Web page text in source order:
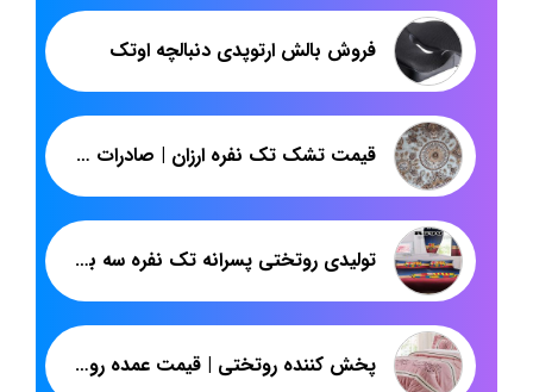
فروش بالش ارتوپدی دنبالچه اوتک
قیمت تشک تک نفره ارزان | صادرات تشک مسافرتی سبک | پاندا
تولیدی روتختی پسرانه تک نفره سه بعدی در تهران
پخش کننده روتختی | قیمت عمده روتختی پارچه میکرو پلی استر طرح اسپرت